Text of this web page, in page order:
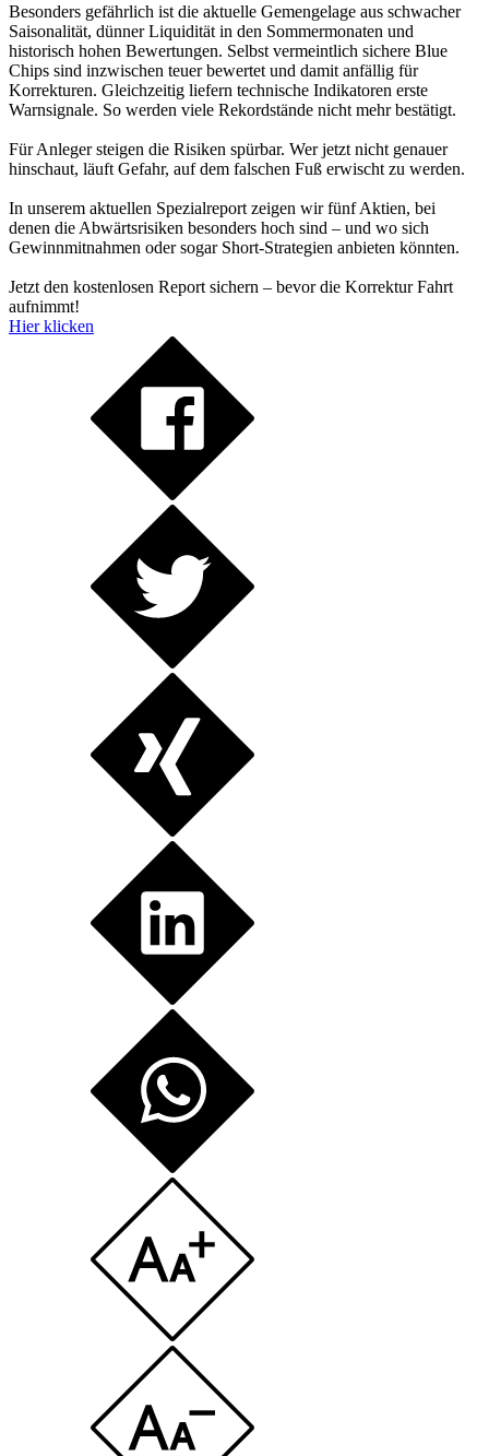
Besonders gefährlich ist die aktuelle Gemengelage aus schwacher
Saisonalität, dünner Liquidität in den Sommermonaten und
historisch hohen Bewertungen. Selbst vermeintlich sichere Blue
Chips sind inzwischen teuer bewertet und damit anfällig für
Korrekturen. Gleichzeitig liefern technische Indikatoren erste
Warnsignale. So werden viele Rekordstände nicht mehr bestätigt.
Für Anleger steigen die Risiken spürbar. Wer jetzt nicht genauer
hinschaut, läuft Gefahr, auf dem falschen Fuß erwischt zu werden.
In unserem aktuellen Spezialreport zeigen wir fünf Aktien, bei
denen die Abwärtsrisiken besonders hoch sind – und wo sich
Gewinnmitnahmen oder sogar Short-Strategien anbieten könnten.
Jetzt den kostenlosen Report sichern – bevor die Korrektur Fahrt
aufnimmt!
Hier klicken